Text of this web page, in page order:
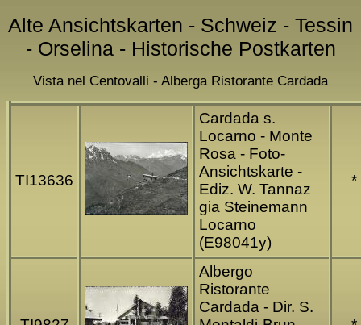
Alte Ansichtskarten - Schweiz - Tessin
- Orselina - Historische Postkarten
Vista nel Centovalli - Alberga Ristorante Cardada
TI13636
Cardada s.
Locarno - Monte
Rosa - Foto-
Ansichtskarte -
Ediz. W. Tannaz
gia Steinemann
Locarno
(E98041y)
*
Albergo
Ristorante
Cardada - Dir. S.